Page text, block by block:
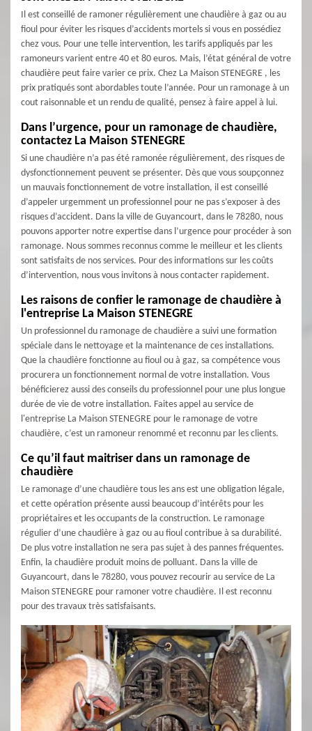
Il est conseillé de ramoner régulièrement une chaudière à gaz ou au
fioul pour éviter les risques d’accidents mortels si vous en possédiez
chez vous. Pour une telle intervention, les tarifs appliqués par les
ramoneurs varient entre 40 et 80 euros. Mais, l’état général de votre
chaudière peut faire varier ce prix. Chez La Maison STENEGRE , les
prix pratiqués sont abordables toute l’année. Pour un ramonage à un
cout raisonnable et un rendu de qualité, pensez à faire appel à lui.
Dans l’urgence, pour un ramonage de chaudière,
contactez La Maison STENEGRE
Si une chaudière n’a pas été ramonée régulièrement, des risques de
dysfonctionnement peuvent se présenter. Dès que vous soupçonnez
un mauvais fonctionnement de votre installation, il est conseillé
d’appeler urgemment un professionnel pour ne pas s’exposer à des
risques d’accident. Dans la ville de Guyancourt, dans le 78280, nous
pouvons apporter notre expertise dans l’urgence pour procéder à son
ramonage. Nous sommes reconnus comme le meilleur et les clients
sont satisfaits de nos services. Pour des informations sur les coûts
d’intervention, nous vous invitons à nous contacter rapidement.
Les raisons de confier le ramonage de chaudière à
l'entreprise La Maison STENEGRE
Un professionnel du ramonage de chaudière a suivi une formation
spéciale dans le nettoyage et la maintenance de ces installations.
Que la chaudière fonctionne au fioul ou à gaz, sa compétence vous
procurera un fonctionnement normal de votre installation. Vous
bénéficierez aussi des conseils du professionnel pour une plus longue
durée de vie de votre installation. Faites appel au service de
l'entreprise La Maison STENEGRE pour le ramonage de votre
chaudière, c’est un ramoneur renommé et reconnu par les clients.
Ce qu’il faut maitriser dans un ramonage de
chaudière
Le ramonage d’une chaudière tous les ans est une obligation légale,
et cette opération présente aussi beaucoup d’intérêts pour les
propriétaires et les occupants de la construction. Le ramonage
régulier d’une chaudière à gaz ou au fioul contribue à sa durabilité.
De plus votre installation ne sera pas sujet à des pannes fréquentes.
Enfin, la chaudière produit moins de polluant. Dans la ville de
Guyancourt, dans le 78280, vous pouvez recourir au service de La
Maison STENEGRE pour ramoner votre chaudière. Il est reconnu
pour des travaux très satisfaisants.